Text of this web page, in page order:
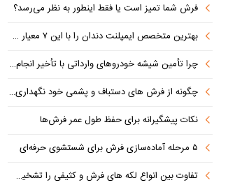
فرش شما تمیز است یا فقط اینطور به نظر می‌رسد؟
بهترین متخصص ایمپلنت دندان را با این ۷ معیار حرفه‌ای انتخاب کنید
چرا تأمین شیشه خودروهای وارداتی با تأخیر انجام می‌شود؟
چگونه از فرش های دستباف و پشمی خود نگهداری کنیم؟
نکات پیشگیرانه برای حفظ طول عمر فرش‌ها
۵ مرحله آماده‌سازی فرش برای شستشوی حرفه‌ای
تفاوت‌ بین انواع لکه های فرش و کثیفی را تشخیص دهید